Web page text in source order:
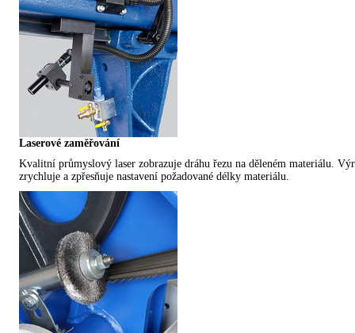
Laserové zaměřování
Kvalitní průmyslový laser zobrazuje dráhu řezu na děleném materiálu.
zrychluje a zpřesňuje nastavení požadované délky materiálu.